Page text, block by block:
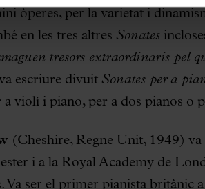
òperes, per la varietat i
en les tres altres Sonates
tresors extraordinaris pel
escriure divuit Sonates per a
a violí i piano, per a dos pianos o
(Cheshire, Regne Unit, 1949)
i a la Royal Academy de
Va ser el primer pianista britànic